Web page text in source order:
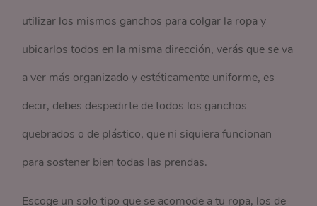
utilizar los mismos ganchos para colgar la ropa y
ubicarlos todos en la misma dirección, verás que se va
a ver más organizado y estéticamente uniforme, es
decir, debes despedirte de todos los ganchos
quebrados o de plástico, que ni siquiera funcionan
para sostener bien todas las prendas.
Escoge un solo tipo que se acomode a tu ropa, los de